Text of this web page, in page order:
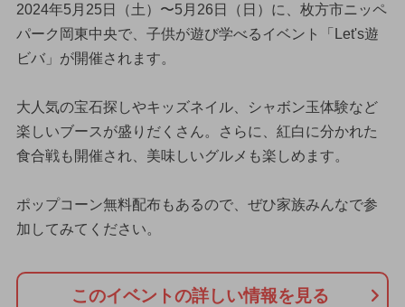
2024年5月25日（土）〜5月26日（日）に、枚方市ニッペ
パーク岡東中央で、子供が遊び学べるイベント「Let's遊
ビバ」が開催されます。
大人気の宝石探しやキッズネイル、シャボン玉体験など
楽しいブースが盛りだくさん。さらに、紅白に分かれた
食合戦も開催され、美味しいグルメも楽しめます。
ポップコーン無料配布もあるので、ぜひ家族みんなで参
加してみてください。
このイベントの詳しい情報を見る